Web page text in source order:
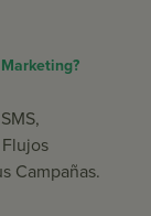
Campañas.